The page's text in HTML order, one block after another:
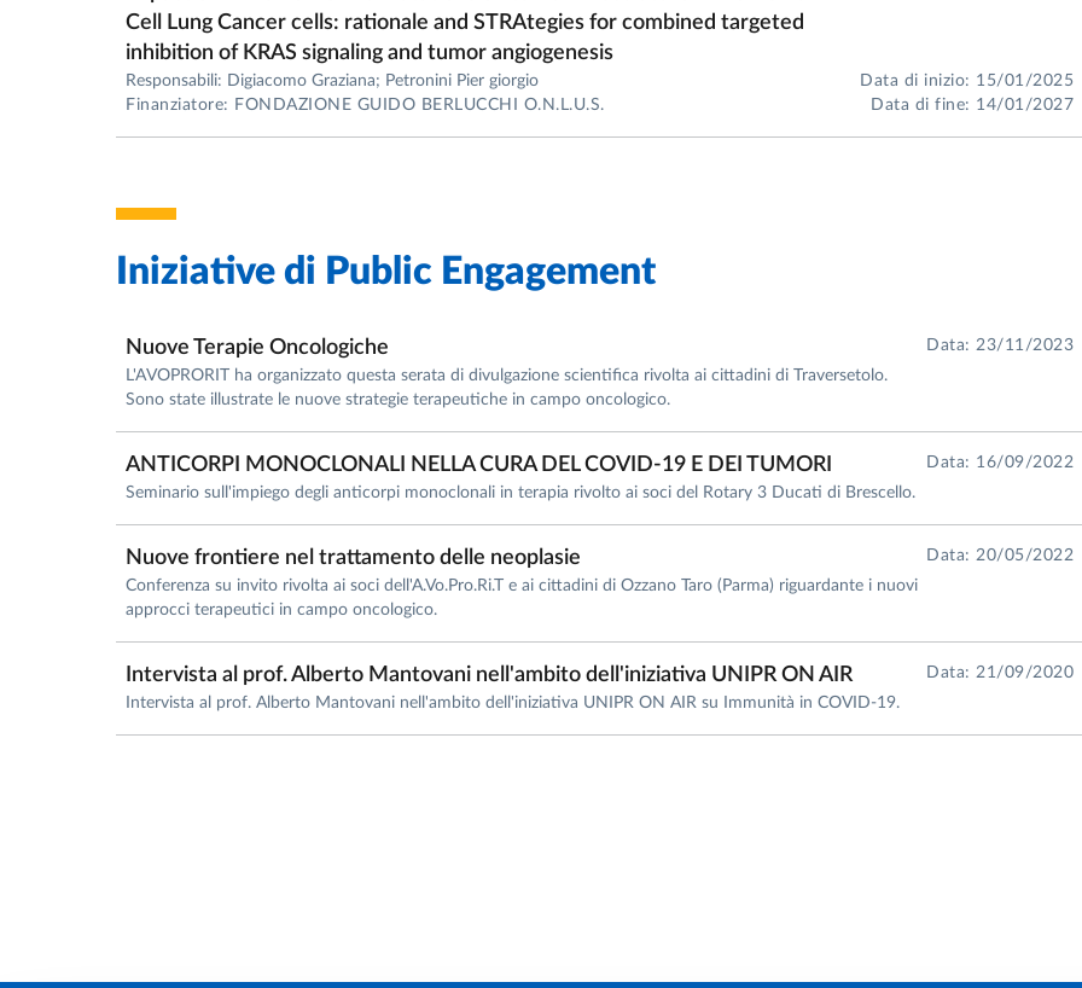
________________________________________
Brevetti
• Composti inibitori irreversibili di EGFR con attività antiproliferativa (PCT/IB2009/055980)
• Nuovi inibitori MDR1 per superare la multidrug resistance (PCT/EP2015/067795)
Cell Lung Cancer cells: rationale and STRAtegies for combined targeted
inhibition of KRAS signaling and tumor angiogenesis
Responsabili: Digiacomo Graziana; Petronini Pier giorgio
Finanziatore: FONDAZIONE GUIDO BERLUCCHI O.N.L.U.S.
Data di inizio: 15/01/2025
Data di fine: 14/01/2027
Iniziative di Public Engagement
Nuove Terapie Oncologiche
L'AVOPRORIT ha organizzato questa serata di divulgazione scientifica rivolta ai cittadini di Traversetolo.
Sono state illustrate le nuove strategie terapeutiche in campo oncologico.
Data: 23/11/2023
ANTICORPI MONOCLONALI NELLA CURA DEL COVID-19 E DEI TUMORI
Seminario sull'impiego degli anticorpi monoclonali in terapia rivolto ai soci del Rotary 3 Ducati di Brescello.
Data: 16/09/2022
Nuove frontiere nel trattamento delle neoplasie
Conferenza su invito rivolta ai soci dell'A.Vo.Pro.Ri.T e ai cittadini di Ozzano Taro (Parma) riguardante i nuovi
approcci terapeutici in campo oncologico.
Data: 20/05/2022
Intervista al prof. Alberto Mantovani nell'ambito dell'iniziativa UNIPR ON AIR
Intervista al prof. Alberto Mantovani nell'ambito dell'iniziativa UNIPR ON AIR su Immunità in COVID-19.
Data: 21/09/2020